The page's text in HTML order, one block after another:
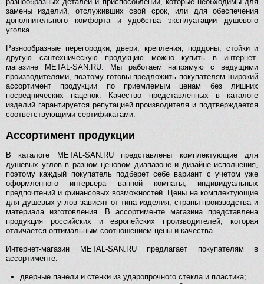
замены изделий, отслуживших свой срок, или для обеспечения
дополнительного комфорта и удобства эксплуатации душевого
уголка.
Разнообразные перегородки, двери, крепления, поддоны, стойки и
другую сантехническую продукцию можно купить в интернет-
магазине METAL-SAN.RU. Мы работаем напрямую с ведущими
производителями, поэтому готовы предложить покупателям широкий
ассортимент продукции по приемлемым ценам без лишних
посреднических наценок. Качество представленных в каталоге
изделий гарантируется репутацией производителя и подтверждается
соответствующими сертификатами.
Ассортимент продукции
В каталоге METAL-SAN.RU представлены комплектующие для
душевых углов в разном ценовом диапазоне и дизайне исполнения,
поэтому каждый покупатель подберет себе вариант с учетом уже
оформленного интерьера ванной комнаты, индивидуальных
предпочтений и финансовых возможностей. Цены на комплектующие
для душевых углов зависят от типа изделия, страны производства и
материала изготовления. В ассортименте магазина представлена
продукция российских и европейских производителей, которая
отличается оптимальным соотношением цены и качества.
Интернет-магазин METAL-SAN.RU предлагает покупателям в
ассортименте:
дверные панели и стенки из ударопрочного стекла и пластика;